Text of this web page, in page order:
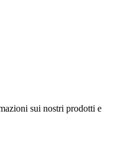
sui nostri prodotti e